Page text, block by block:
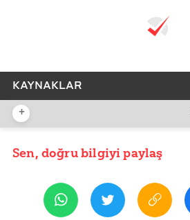
KAYNAKLAR
REFERANSLAR
TÜİK Verileri
+
YAYIN TARİHİ
Sen, doğru bilgiyi paylaş